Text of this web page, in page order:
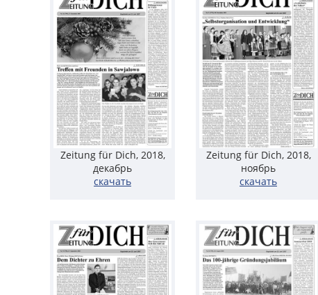
Zeitung für Dich, 2018,
декабрь
скачать
Zeitung für Dich, 2018,
ноябрь
скачать